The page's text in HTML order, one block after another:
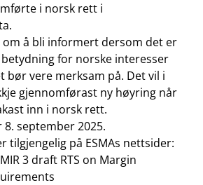
i norsk rett i
om å bli informert dersom det er
for norske interesser
bør vere merksam på. Det vil i
gjennomførast ny høyring når
inn i norsk rett.
september 2025.
tilgjengelig på ESMAs nettsider:
3 draft RTS on Margin